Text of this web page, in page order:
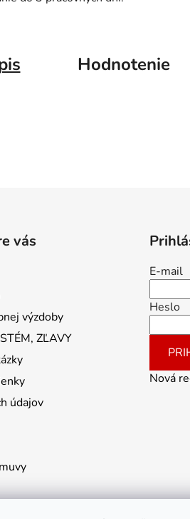
Hodnotenie
vás
výzdoby
ZĽAVY
údajov
E-mail
Heslo
Nová